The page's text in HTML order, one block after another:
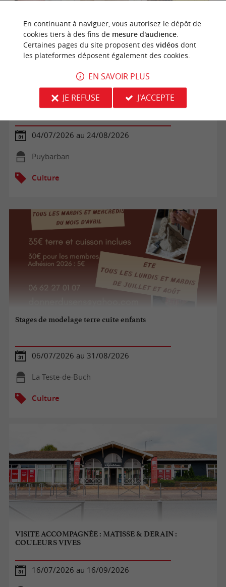
Ateliers d'été au château de Puybarban
04/07/2026 au 24/08/2026
Puybarban
Culture
Stages de modelage terre cuite enfants
06/07/2026 au 31/08/2026
La Teste-de-Buch
Culture
VISITE ACCOMPAGNÉE : MATISSE & DERAIN :
COULEURS VIVES
16/07/2026 au 16/09/2026
En continuant à naviguer, vous autorisez le dépôt de
cookies tiers à des fins de mesure d'audience.
Certaines pages du site proposent des vidéosdont
les plateformes déposent également des cookies.
EN SAVOIR PLUS
JE REFUSE
J'ACCEPTE